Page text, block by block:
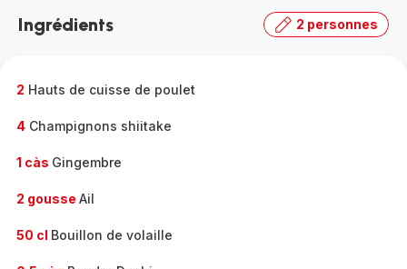
gamme
Ingrédients 2 personnes
2 Hauts de cuisse de poulet
4 Champignons shiitake
1 càs Gingembre
2 gousse Ail
50 cl Bouillon de volaille